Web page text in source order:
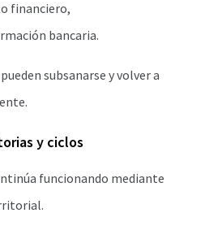
financiero,
bancaria.
subsanarse y volver a
y ciclos
funcionando mediante